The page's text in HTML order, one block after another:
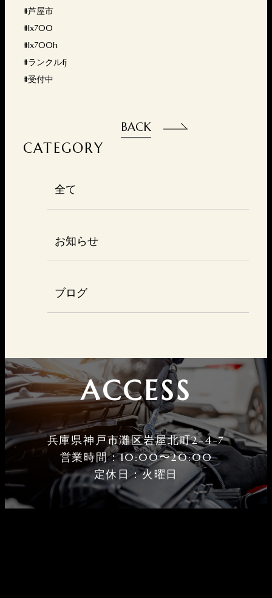
CATEGORY
全て
お知らせ
ブログ
#芦屋市
#lx700
#lx700h
#ランクルfj
#受付中
BACK
ACCESS
兵庫県神戸市灘区岩屋北町2-4-7
営業時間：10:00〜20:00
定休⽇：火曜⽇